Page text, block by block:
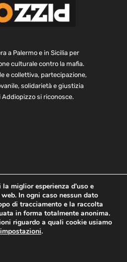
a Palermo e in Sicilia per
culturale contro la mafia.
e collettiva, partecipazione,
solidarietà e giustizia
Addiopizzo si riconosce.
e bilancio
Contatti
Child Protection Policy
| Tutti i diritti riservati | Sede
miglior esperienza d'uso e
In ogni caso nessun dato
di tracciamento e la raccolta
in forma totalmente anonima.
riguardo a quali cookie usiamo
impostazioni.